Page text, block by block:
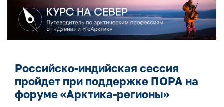
Российско-индийская сессия
пройдет при поддержке ПОРА на
форуме «Арктика-регионы»